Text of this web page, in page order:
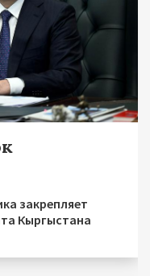
закрепляет
Кыргыстана